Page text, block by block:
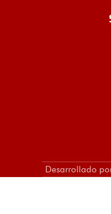
Desarrollado